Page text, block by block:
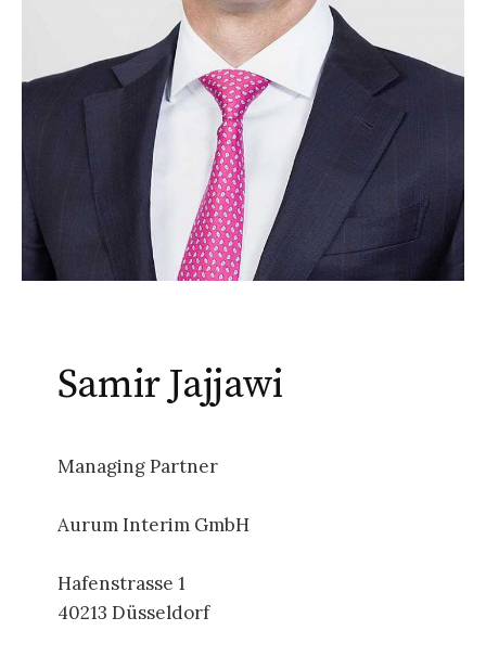
Samir Jajjawi
Managing Partner
Aurum Interim GmbH
Hafenstrasse 1
40213 Düsseldorf